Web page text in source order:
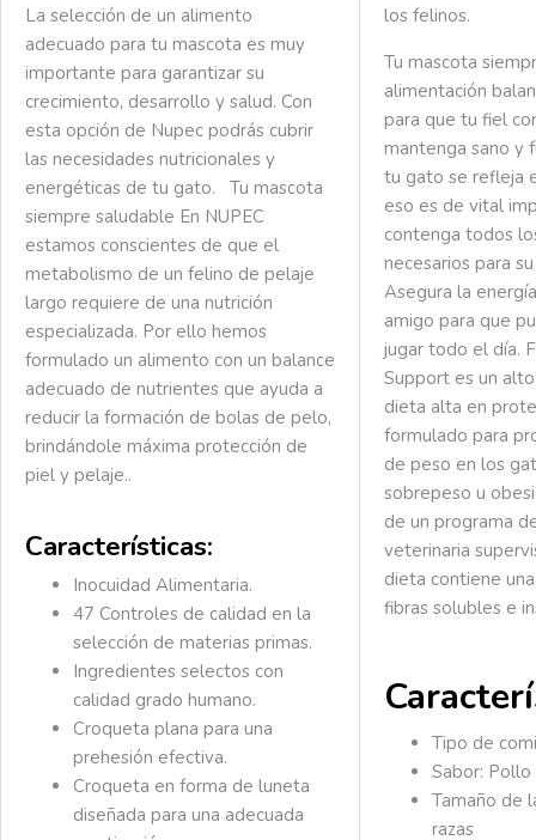
La selección de un alimento
adecuado para tu mascota es muy
importante para garantizar su
crecimiento, desarrollo y salud. Con
esta opción de Nupec podrás cubrir
las necesidades nutricionales y
energéticas de tu gato. Tu mascota
siempre saludable En NUPEC
estamos conscientes de que el
metabolismo de un felino de pelaje
largo requiere de una nutrición
especializada. Por ello hemos
formulado un alimento con un balance
adecuado de nutrientes que ayuda a
reducir la formación de bolas de pelo,
brindándole máxima protección de
piel y pelaje..
Características:
Inocuidad Alimentaria.
47 Controles de calidad en la
selección de materias primas.
Ingredientes selectos con
calidad grado humano.
Croqueta plana para una
prehesión efectiva.
Croqueta en forma de luneta
diseñada para una adecuada
los felinos.
Tu mascota
alimentación
para que tu fiel
mantenga sano y
tu gato se refleja
eso es de vital
contenga todos
necesarios para
Asegura la
amigo para que
jugar todo el día.
Support es un
dieta alta en
formulado para
de peso en los
sobrepeso u
de un programa
veterinaria
dieta contiene
fibras solubles e
Tipo de
Sabor: Pollo
Tamaño de
razas